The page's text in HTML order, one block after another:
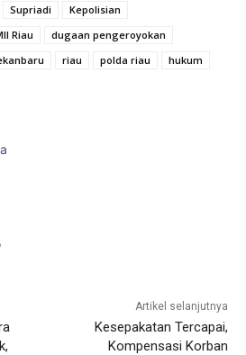
Supriadi
Kepolisian
Riau
dugaan pengeroyokan
riau polda riau
hukum
Artikel selanjutnya
Kesepakatan Tercapai,
Kompensasi Korban